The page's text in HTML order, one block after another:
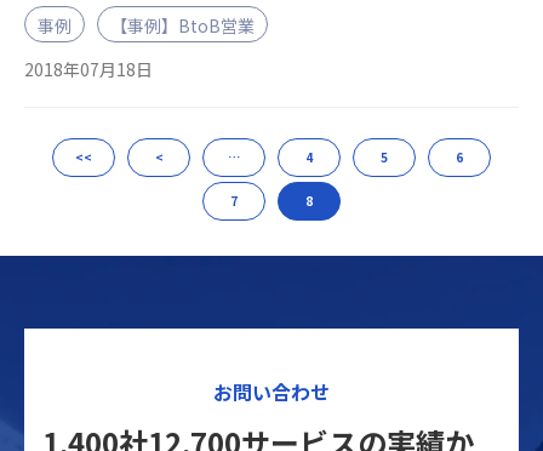
事例
【事例】BtoB営業
2018年07月18日
<< < … 4 5 6
7 8
お問い合わせ
1,400社12,700サービスの実績か